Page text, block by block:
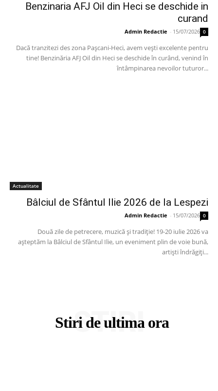
Benzinaria AFJ Oil din Heci se deschide in
curand
Admin Redactie - 15/07/2026 0
Dacă tranzitezi des zona Pașcani-Heci, avem vești excelente pentru
tine! Benzinăria AFJ Oil din Heci se deschide în curând, venind în
întâmpinarea nevoilor tuturor...
Actualitate
Bâlciul de Sfântul Ilie 2026 de la Lespezi
Admin Redactie - 15/07/2026 0
Două zile de petrecere, muzică și tradiție! 19-20 iulie 2026 va
așteptăm la Bâlciul de Sfântul Ilie, un eveniment plin de voie bună,
artiști îndrăgiți...
Stiri de ultima ora
STIRI